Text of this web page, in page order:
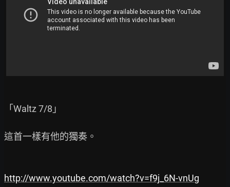
「Waltz 7/8」
這首一樣有他的獨奏。
http://www.youtube.com/watch?v=f9j_6N-vnUg